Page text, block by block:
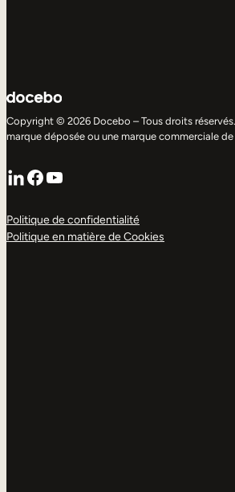
Copyright © 2026 Docebo – Tous droits
marque déposée ou une marque commerciale
LinkedIn
Facebook
YouTube
Politique de confidentialité
Politique en matière de Cookies